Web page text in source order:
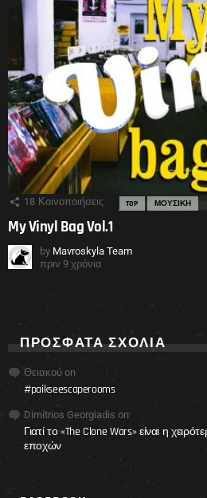
18 Κοινοποιήσεις TOP ΜΟΥΣΙΚΗ
My Vinyl Bag Vol.1
by Mavroskyla Team
πριν 9 χρόνια
ΠΡΌΣΦΑΤΑ ΣΧΌΛΙΑ
Θειακού on
#paikseescaperooms
Dimitrios Georgiadis on
Γιατί το «The Clone Wars» είναι η
εποχών